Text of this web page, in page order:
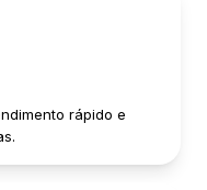
rápido e